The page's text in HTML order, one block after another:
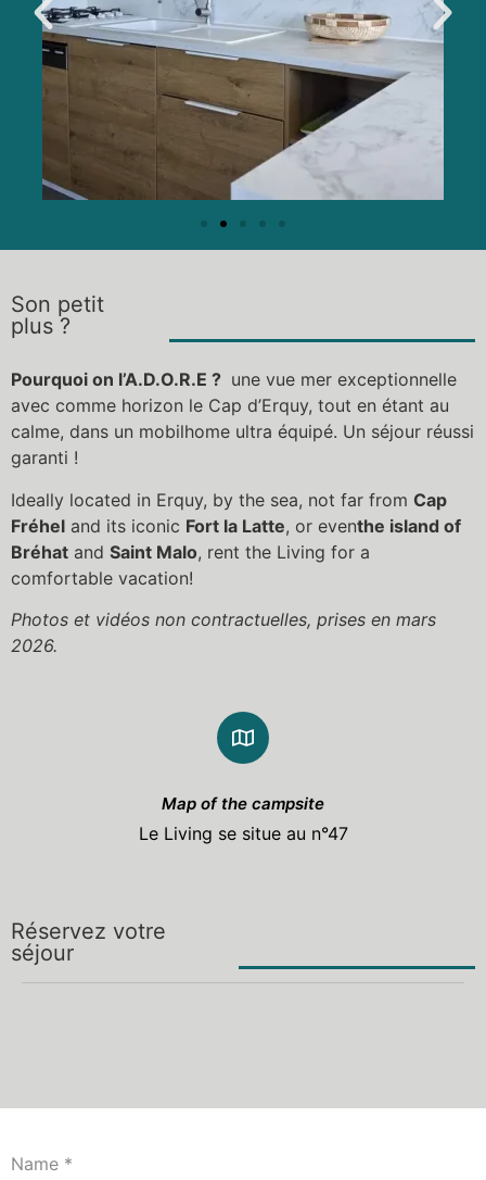
Son petit
plus ?
Pourquoi on l’A.D.O.R.E ? une vue mer exceptionnelle
avec comme horizon le Cap d’Erquy, tout en étant au
calme, dans un mobilhome ultra équipé. Un séjour réussi
garanti !
Ideally located in Erquy, by the sea, not far from Cap
Fréhel and its iconic Fort la Latte, or eventhe island of
Bréhat and Saint Malo, rent the Living for a
comfortable vacation!
Photos et vidéos non contractuelles, prises en mars
2026.
Map of the campsite
Le Living se situe au n°47
Réservez votre
séjour
Name *